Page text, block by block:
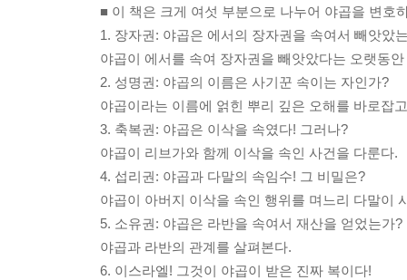
■ 이 책은 크게 여섯 부분으로 나누어 야곱을 변호
1. 장자권: 야곱은 에서의 장자권을 속여서 빼앗았
야곱이 에서를 속여 장자권을 빼앗았다는 오랫동
2. 성명권: 야곱의 이름은 사기꾼 속이는 자인가?
야곱이라는 이름에 얽힌 뿌리 깊은 오해를 바로잡
3. 축복권: 야곱은 이삭을 속였다! 그러나?
야곱이 리브가와 함께 이삭을 속인 사건을 다룬다.
4. 섭리권: 야곱과 다말의 속임수! 그 비밀은?
야곱이 아버지 이삭을 속인 행위를 며느리 다말이
5. 소유권: 야곱은 라반을 속여서 재산을 얻었는가?
야곱과 라반의 관계를 살펴본다.
6. 이스라엘! 그것이 야곱이 받은 진짜 복이다!